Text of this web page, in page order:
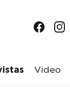
Video